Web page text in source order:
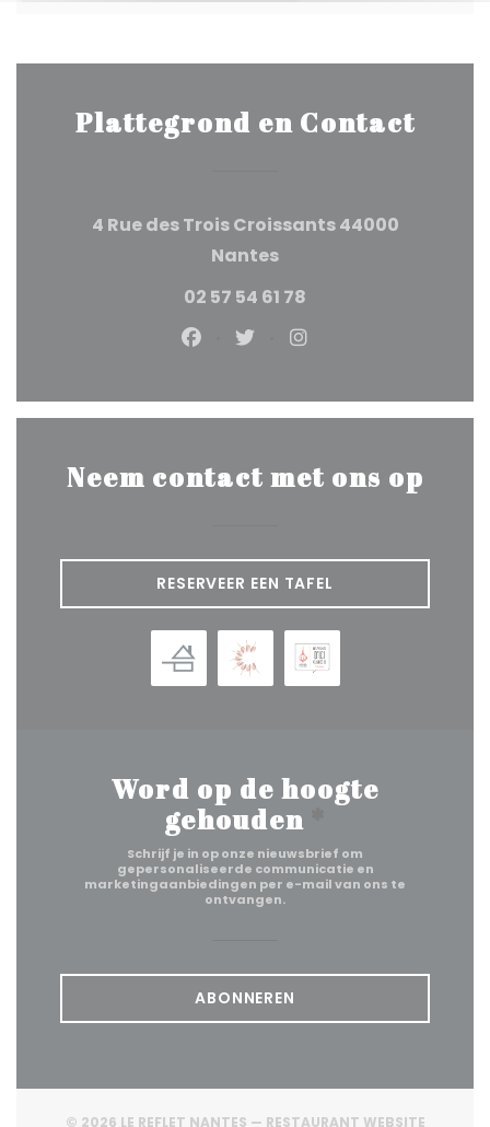
Plattegrond en Contact
4 Rue des Trois Croissants 44000
Nantes((opent in een nieuw
02 57 54 61 78
Facebook ((opent in een
Twitter ((opent in een
Instagram
Neem contact met ons op
RESERVEER EEN TAFEL
Word op de hoogte
gehouden
Schrijf je in op onze nieuwsbrief om
gepersonaliseerde communicatie en
marketingaanbiedingen per e-mail van ons te
ontvangen.
ABONNEREN
© 2026 LE REFLET NANTES — RESTAURANT WEBSITE